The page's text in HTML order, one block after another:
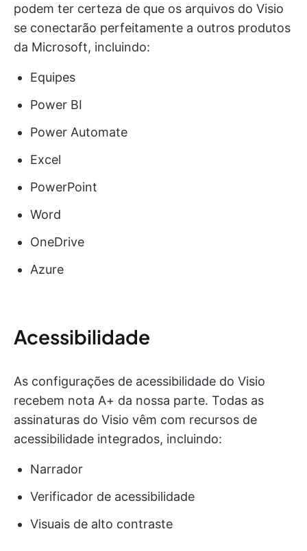
podem ter certeza de que os arquivos do Visio
se conectarão perfeitamente a outros produtos
da Microsoft, incluindo:
Equipes
Power BI
Power Automate
Excel
PowerPoint
Word
OneDrive
Azure
Acessibilidade
As configurações de acessibilidade do Visio
recebem nota A+ da nossa parte. Todas as
assinaturas do Visio vêm com recursos de
acessibilidade integrados, incluindo:
Narrador
Verificador de acessibilidade
Visuais de alto contraste